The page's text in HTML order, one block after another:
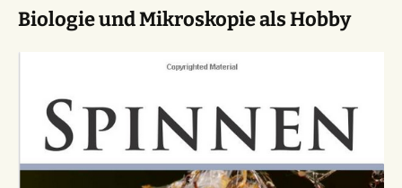
Biologie und Mikroskopie als Hobby